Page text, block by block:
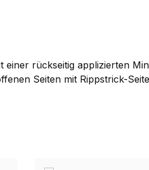
rückseitig applizierten
Seiten mit Rippstrick-